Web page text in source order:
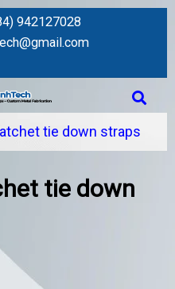
942127028
tie down straps
tie down